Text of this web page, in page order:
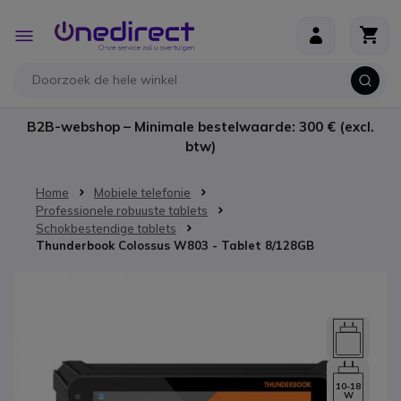
Toggle
Nav
B2B-webshop – Minimale bestelwaarde: 300 € (excl.
btw)
Home
Mobiele telefonie
Professionele robuuste tablets
Schokbestendige tablets
Thunderbook Colossus W803 - Tablet 8/128GB
10-18
W